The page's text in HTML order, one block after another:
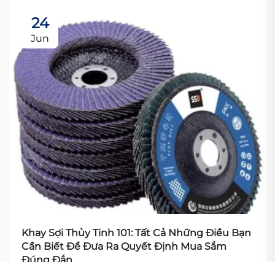
24
Jun
Khay Sợi Thủy Tinh 101: Tất Cả Những Điều Bạn
Cần Biết Để Đưa Ra Quyết Định Mua Sắm